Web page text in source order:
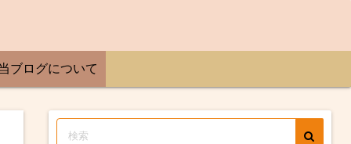
ブログについて